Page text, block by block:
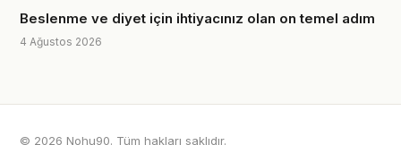
Beslenme ve diyet için ihtiyacınız olan on temel adım
4 Ağustos 2026
© 2026 Nohu90. Tüm hakları saklıdır.